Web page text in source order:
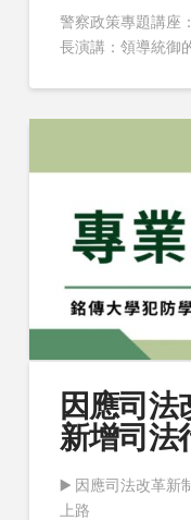
警察政策專題講座
長演講：領導統御
因應司法
新增司法
▶️ 因應司法改革新
上路